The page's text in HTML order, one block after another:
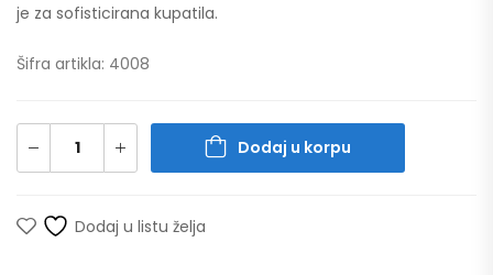
je za sofisticirana kupatila.
Šifra artikla: 4008
Dodaj u korpu
Dodaj u listu želja